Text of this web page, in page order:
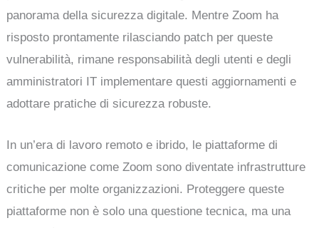
panorama della sicurezza digitale. Mentre Zoom ha
risposto prontamente rilasciando patch per queste
vulnerabilità, rimane responsabilità degli utenti e degli
amministratori IT implementare questi aggiornamenti e
adottare pratiche di sicurezza robuste.
In un’era di lavoro remoto e ibrido, le piattaforme di
comunicazione come Zoom sono diventate infrastrutture
critiche per molte organizzazioni. Proteggere queste
piattaforme non è solo una questione tecnica, ma una